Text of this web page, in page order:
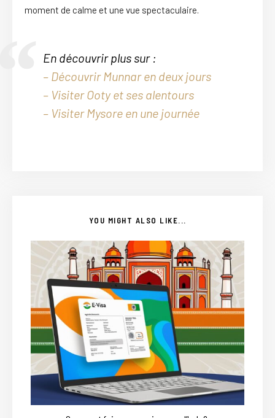
moment de calme et une vue spectaculaire.
En découvrir plus sur :
– Découvrir Munnar en deux jours
– Visiter Ooty et ses alentours
– Visiter Mysore en une journée
YOU MIGHT ALSO LIKE...